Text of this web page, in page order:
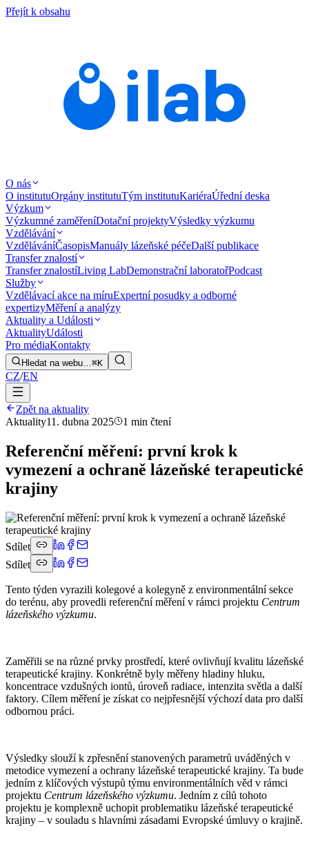
Přejít k obsahu
O nás
O institutuOrgány institutuTým institutuKariéraÚřední deska
Výzkum
Výzkumné zaměřeníDotační projektyVýsledky výzkumu
Vzdělávání
VzděláváníČasopisManuály lázeňské péčeDalší publikace
Transfer znalostí
Transfer znalostíLiving LabDemonstrační laboratořPodcast
Služby
Vzdělávací akce na míruExpertní posudky a odborné
expertizyMěření a analýzy
Aktuality a Události
AktualityUdálosti
Pro médiaKontakty
Hledat na webu…⌘K
CZ/EN
Zpět na aktuality
Aktuality11. dubna 2025 1 min čtení
Referenční měření: první krok k
vymezení a ochraně lázeňské terapeutické
krajiny
Sdílet
Sdílet
Tento týden vyrazili kolegové a kolegyně z environmentální sekce
do terénu, aby provedli referenční měření v rámci projektu Centrum
lázeňského výzkumu.
Zaměřili se na různé prvky prostředí, které ovlivňují kvalitu lázeňské
terapeutické krajiny. Konkrétně byly měřeny hladiny hluku,
koncentrace vzdušných iontů, úroveň radiace, intenzita světla a další
faktory. Cílem měření je získat co nejpřesnější výchozí data pro další
odbornou práci.
Výsledky slouží k zpřesnění stanovených parametrů uváděných v
metodice vymezení a ochrany lázeňské terapeutické krajiny. Ta bude
jedním z klíčových výstupů týmu environmentálních věd v rámci
projektu Centrum lázeňského výzkumu. Jedním z cílů tohoto
projektu je komplexně uchopit problematiku lázeňské terapeutické
krajiny – v souladu s hlavními zásadami Evropské úmluvy o krajině.